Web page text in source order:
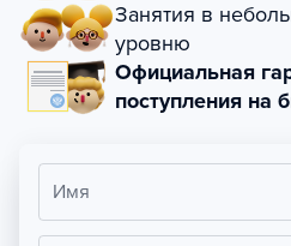
Занятия в
уровню
Официальная
поступления на
Имя